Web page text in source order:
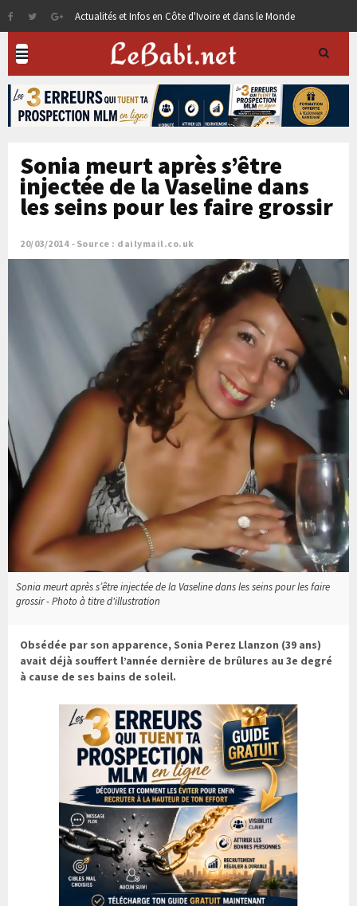
Actualités et Infos en Côte d'Ivoire et dans le Monde
Sonia meurt après s’être
injectée de la Vaseline dans
les seins pour les faire grossir
20/03/2014 Source : dailymail.co.uk
Sonia meurt après s’être injectée de la Vaseline dans les seins pour les faire
grossir - Photo à titre d'illustration
Obsédée par son apparence, Sonia Perez Llanzon (39 ans)
avait déjà souffert l’année dernière de brûlures au 3e degré
à cause de ses bains de soleil.